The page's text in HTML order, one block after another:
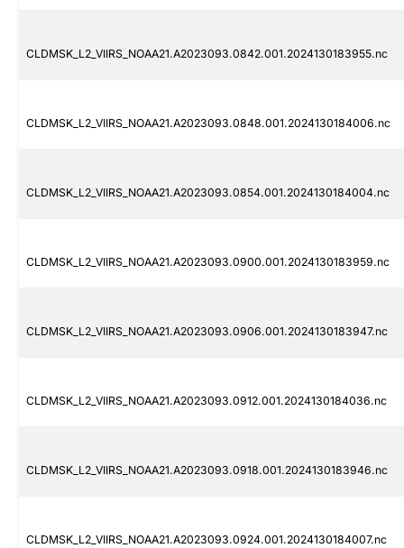
CLDMSK_L2_VIIRS_NOAA21.A2023093.0842.001.2024130183955.nc
CLDMSK_L2_VIIRS_NOAA21.A2023093.0848.001.2024130184006.nc
CLDMSK_L2_VIIRS_NOAA21.A2023093.0854.001.2024130184004.nc
CLDMSK_L2_VIIRS_NOAA21.A2023093.0900.001.2024130183959.nc
CLDMSK_L2_VIIRS_NOAA21.A2023093.0906.001.2024130183947.nc
CLDMSK_L2_VIIRS_NOAA21.A2023093.0912.001.2024130184036.nc
CLDMSK_L2_VIIRS_NOAA21.A2023093.0918.001.2024130183946.nc
CLDMSK_L2_VIIRS_NOAA21.A2023093.0924.001.2024130184007.nc